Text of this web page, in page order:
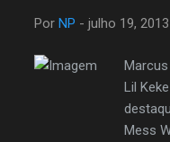
Por NP - julho 19, 2013
Lil
Mess